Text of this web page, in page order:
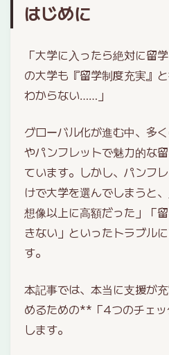
はじめに
「大学に入ったら絶対に留
の大学も『留学制度充実』
わからない……」
グローバル化が進む中、多
やパンフレットで魅力的な
ています。しかし、パンフ
けで大学を選んでしまうと
想像以上に高額だった」「
きない」といったトラブル
す。
本記事では、本当に支援が
めるための**「4つのチェ
します。